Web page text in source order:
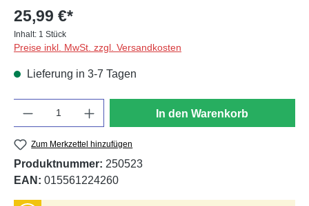
25,99 €*
Inhalt: 1 Stück
Preise inkl. MwSt. zzgl. Versandkosten
Lieferung in 3-7 Tagen
In den Warenkorb
Zum Merkzettel hinzufügen
Produktnummer: 250523
EAN: 015561224260